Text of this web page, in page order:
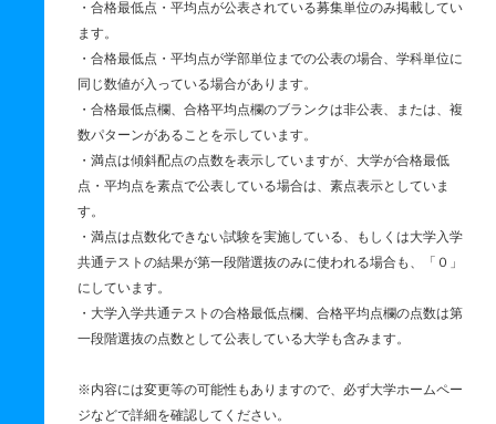
・合格最低点・平均点が公表されている募集単位のみ掲載してい
ます。
・合格最低点・平均点が学部単位までの公表の場合、学科単位に
同じ数値が入っている場合があります。
・合格最低点欄、合格平均点欄のブランクは非公表、または、複
数パターンがあることを示しています。
・満点は傾斜配点の点数を表示していますが、大学が合格最低
点・平均点を素点で公表している場合は、素点表示としていま
す。
・満点は点数化できない試験を実施している、もしくは大学入学
共通テストの結果が第一段階選抜のみに使われる場合も、「０」
にしています。
・大学入学共通テストの合格最低点欄、合格平均点欄の点数は第
一段階選抜の点数として公表している大学も含みます。
※内容には変更等の可能性もありますので、必ず大学ホームペー
ジなどで詳細を確認してください。